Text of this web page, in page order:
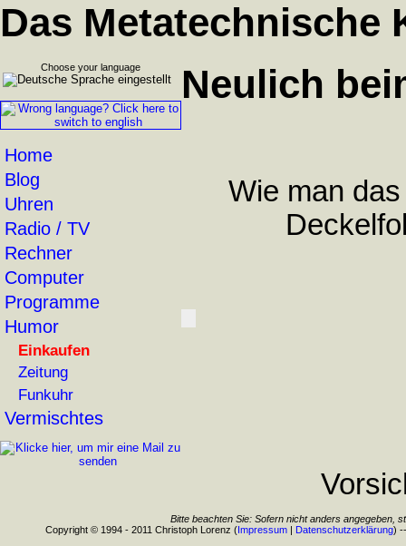
Das Metatechnische
Choose your language
Home
Blog
Uhren
Radio / TV
Rechner
Computer
Programme
Humor
Einkaufen
Zeitung
Funkuhr
Vermischtes
Neulich
Wie man
Bitte beachten Sie: Sofern nicht anders angegeben,
Copyright © 1994 - 2011 Christoph Lorenz (Impressum| Datenschutzerklärung)